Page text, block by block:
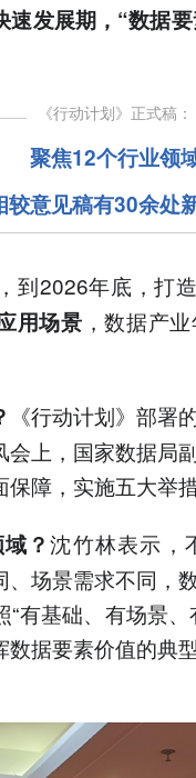
速发展期，“数据
《行动计划》正式稿：
聚焦12个行业领
较意见稿有30余处
到2026年底，打造
用场景 ，数据产
《行动计划》部署
会上，国家数据局
障，实施五大举
？沈竹林表示，
、场景需求不同，
有基础、有场景
据要素价值的典